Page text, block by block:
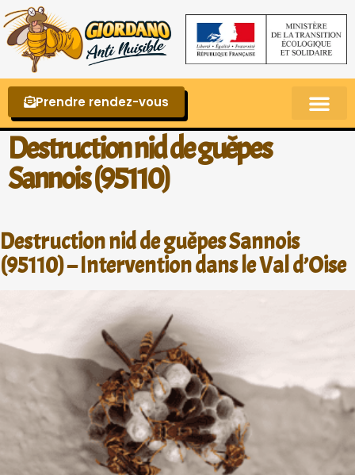
Prendre rendez-vous
Destruction nid de guêpes
Sannois (95110)
Destruction nid de guêpes Sannois
(95110) – Intervention dans le Val d’Oise